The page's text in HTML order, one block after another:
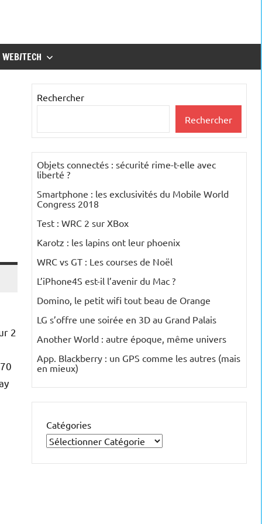
WEB/TECH
2
Rechercher
Rechercher
Objets connectés : sécurité rime-t-elle avec
liberté ?
Smartphone : les exclusivités du Mobile World
Congress 2018
Test : WRC 2 sur XBox
Karotz : les lapins ont leur phoenix
WRC vs GT : Les courses de Noël
L’iPhone4S est-il l’avenir du Mac ?
Domino, le petit wifi tout beau de Orange
LG s’offre une soirée en 3D au Grand Palais
Another World : autre époque, même univers
App. Blackberry : un GPS comme les autres (mais
en mieux)
Catégories